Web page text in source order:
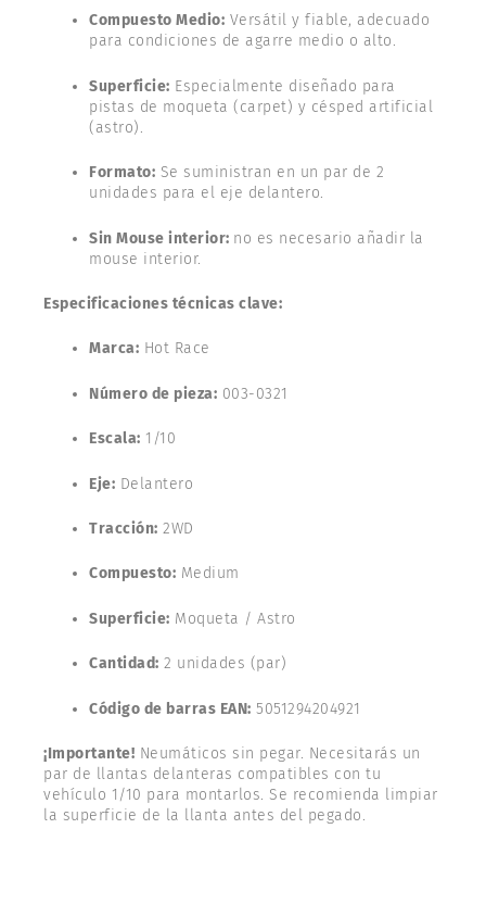
Compuesto Medio: Versátil y fiable, adecuado
para condiciones de agarre medio o alto.
Superficie: Especialmente diseñado para
pistas de moqueta (carpet) y césped artificial
(astro).
Formato: Se suministran en un par de 2
unidades para el eje delantero.
Sin Mouse interior: no es necesario añadir la
mouse interior.
Especificaciones técnicas clave:
Marca: Hot Race
Número de pieza: 003-0321
Escala: 1/10
Eje: Delantero
Tracción: 2WD
Compuesto: Medium
Superficie: Moqueta / Astro
Cantidad: 2 unidades (par)
Código de barras EAN: 5051294204921
¡Importante! Neumáticos sin pegar. Necesitarás un
par de llantas delanteras compatibles con tu
vehículo 1/10 para montarlos. Se recomienda limpiar
la superficie de la llanta antes del pegado.